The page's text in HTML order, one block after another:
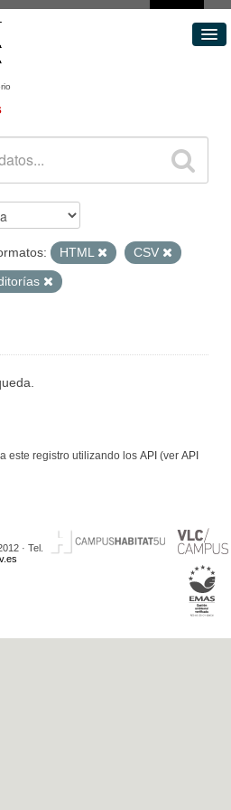
HTML
CSV
este registro utilizando los API (ver API
· Tel.